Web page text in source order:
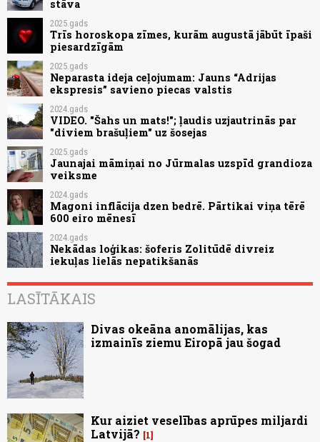
stāva
2025.gads
Trīs horoskopa zīmes, kurām augustā jābūt īpaši
piesardzīgām
2025.gads
Neparasta ideja ceļojumam: Jauns “Adrijas
ekspresis” savieno piecas valstis
2024.gads
VIDEO. "Šahs un mats!"; ļaudis uzjautrinās par
"diviem brašuļiem" uz šosejas
2025.gads
Jaunajai māmiņai no Jūrmalas uzspīd grandioza
veiksme
2024.gads
Magoni inflācija dzen bedrē. Pārtikai viņa tērē
600 eiro mēnesī
2024.gads
Nekādas loģikas: šoferis Zolitūdē divreiz
iekuļas lielās nepatikšanās
LASĪTĀKAIS
Divas okeāna anomālijas, kas
izmainīs ziemu Eiropā jau šogad
Kur aiziet veselības aprūpes miljardi
Latvijā?
1